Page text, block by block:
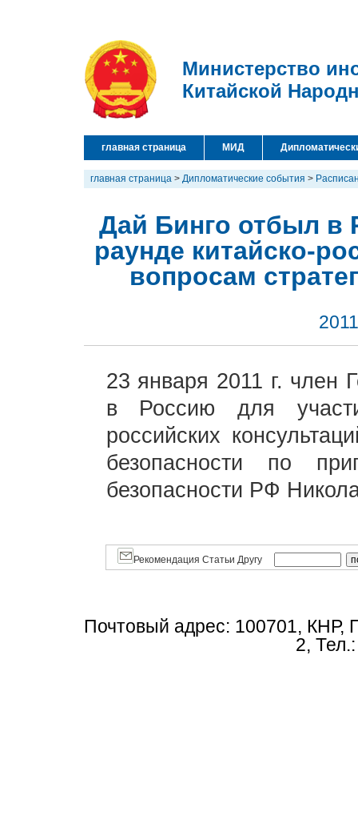
Министерство
Китайской
главная страница МИД
главная страница > Дипломатические события >
Дай Бинго отбыл в
раунде китайско-
вопросам
23 января 2011 г. член
в Россию для
российских
безопасности по
безопасности РФ
Рекомендация Статьи Другу
Почтовый адрес: 100701, КНР,
2,